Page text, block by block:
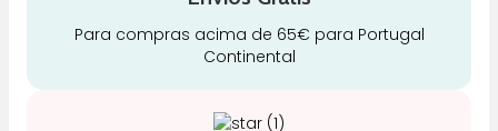
Para compras acima de 65€ para Portugal
Continental